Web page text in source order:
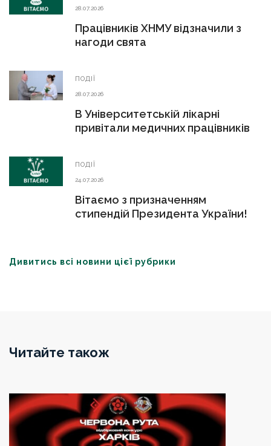
28.07.2026
Працівників ХНМУ відзначили з
нагоди свята
ПОДІЇ
28.07.2026
В Університетській лікарні
привітали медичних працівників
ПОДІЇ
24.07.2026
Вітаємо з призначенням
стипендій Президента України!
Дивитись всі новини цієї рубрики
Читайте також